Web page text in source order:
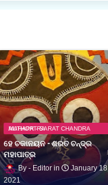
AUTHOR - SARAT CHANDRA MAHAPATRA
ହେ ଚକାନୟନ - ଶରତ ଚନ୍ଦ୍ର
ମହାପାତ୍ର
Editor
January 18,
2021